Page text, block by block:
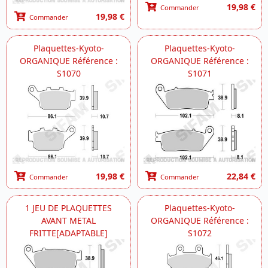
Commander 19,98 €
Commander 19,98 €
Plaquettes-Kyoto-
ORGANIQUE Référence :
S1070
Commander 19,98 €
Plaquettes-Kyoto-
ORGANIQUE Référence :
S1071
Commander 22,84 €
1 JEU DE PLAQUETTES
AVANT METAL
FRITTE[ADAPTABLE]
Plaquettes-Kyoto-
ORGANIQUE Référence :
S1072